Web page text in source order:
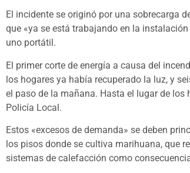
El incidente se originó por una sobrecarga
que «ya se está trabajando en la
uno portátil.
El primer corte de energía a causa del
los hogares ya había recuperado la luz, y
el paso de la mañana. Hasta el lugar de
Policía Local.
Estos «excesos de demanda» se deben
los pisos donde se cultiva marihuana, que
sistemas de calefacción como